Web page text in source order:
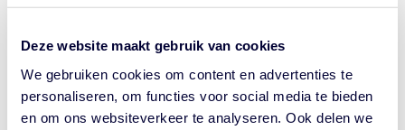
Deze website maakt gebruik van cookies
We gebruiken cookies om content en advertenties te
personaliseren, om functies voor social media te bieden
en om ons websiteverkeer te analyseren. Ook delen we
Utrecht en de meiden van BS Leiden een bijzonder
is namelijk een rematch van de finale om de Basketball
Cup. Utrecht gaat voor de dubbel – Leiden wil dat...